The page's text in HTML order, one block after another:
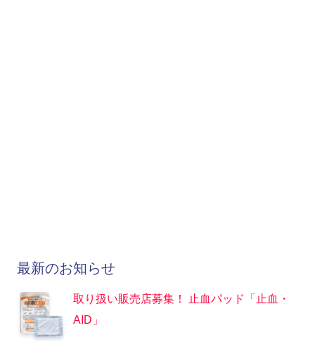
最新のお知らせ
取り扱い販売店募集！ 止血パッド「止血・
AID」